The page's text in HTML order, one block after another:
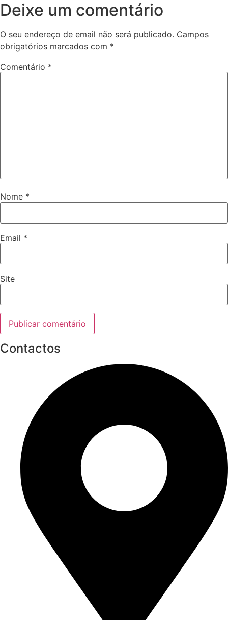
Deixe um comentário
O seu endereço de email não será publicado. Campos
obrigatórios marcados com *
Comentário *
Nome *
Email *
Site
Contactos